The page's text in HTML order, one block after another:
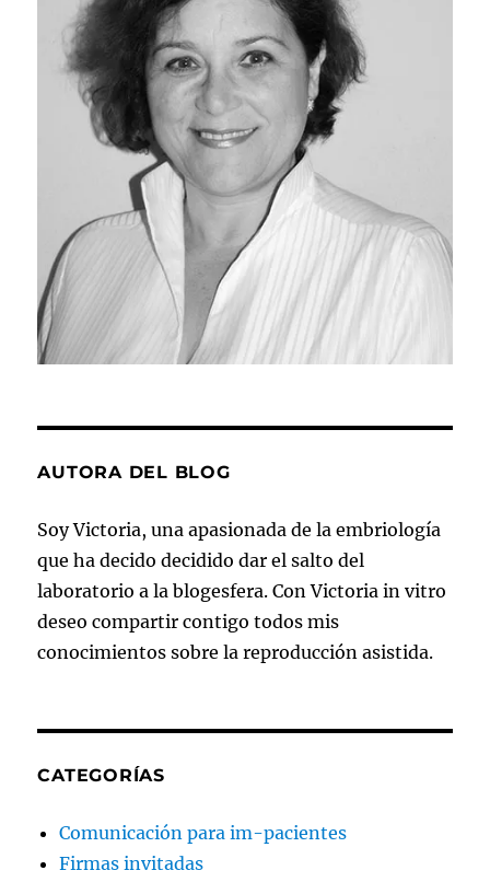
AUTORA DEL BLOG
Soy Victoria, una apasionada de la embriología
que ha decido decidido dar el salto del
laboratorio a la blogesfera. Con Victoria in vitro
deseo compartir contigo todos mis
conocimientos sobre la reproducción asistida.
CATEGORÍAS
Comunicación para im-pacientes
Firmas invitadas